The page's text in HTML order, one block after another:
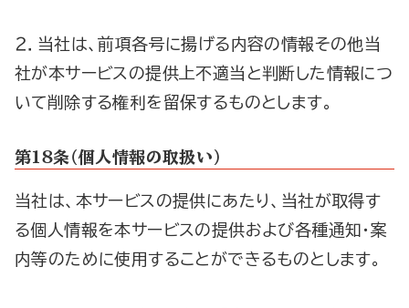
２．当社は、前項各号に揚げる内容の情報その他当
社が本サービスの提供上不適当と判断した情報につ
いて削除する権利を留保するものとします。
第1８条（個人情報の取扱い）
当社は、本サービスの提供にあたり、当社が取得す
る個人情報を本サービスの提供および各種通知・案
内等のために使用することができるものとします。